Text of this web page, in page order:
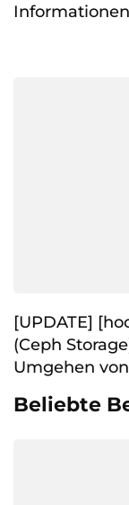
Informationen
[UPDATE]
(Ceph
Umgehen
Beliebte